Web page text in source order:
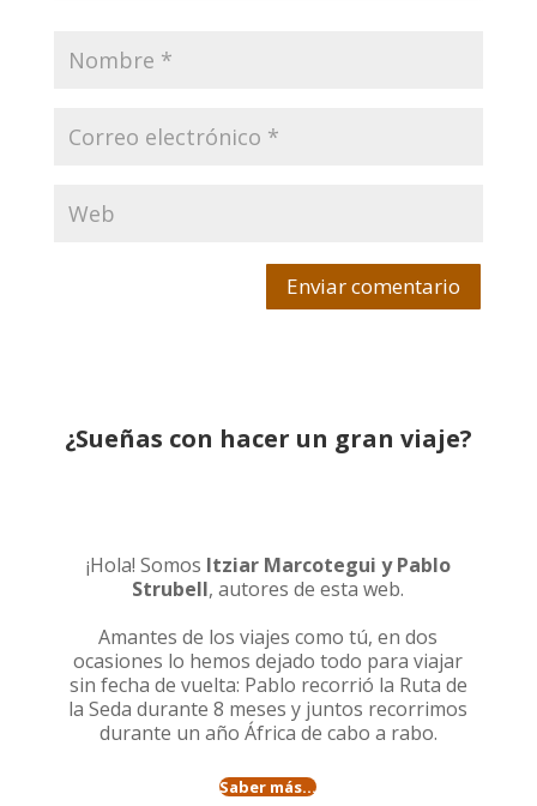
Enviar comentario
¿Sueñas con hacer un gran viaje?
¡Hola! Somos Itziar Marcotegui y Pablo
Strubell, autores de esta web.
Amantes de los viajes como tú, en dos
ocasiones lo hemos dejado todo para viajar
sin fecha de vuelta: Pablo recorrió la Ruta de
la Seda durante 8 meses y juntos recorrimos
durante un año África de cabo a rabo.
Saber más...